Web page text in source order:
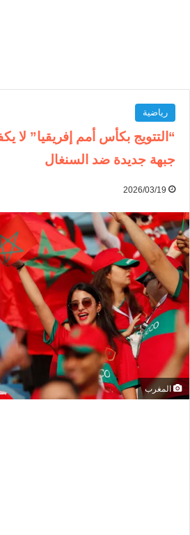
رياضية
“التتويج بكأس أمم إفريقيا” لا
جبهة جديدة ضد السنغال
2026/03/19
المغرب